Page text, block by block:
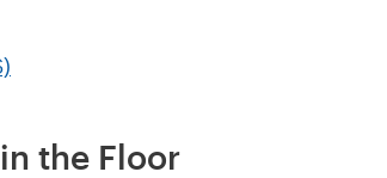
the Floor